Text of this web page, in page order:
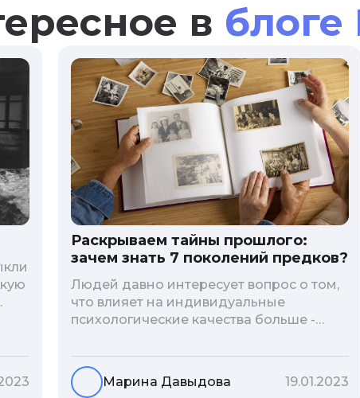
в блоге
Раскрываем тайны прошлого:
зачем знать 7 поколений предков?
Людей давно интересует вопрос о том,
что влияет на индивидуальные
психологические качества больше -
человека. В астрологической практике
существует понятие геноскоп - влияние
семи поколений предков на судьбу
Марина Давыдова 19.01.2023